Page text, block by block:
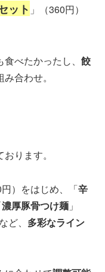
ット 」（360円）
食べたかったし、 餃
合わせ。
おります。
円）をはじめ、「辛
濃厚豚骨つけ麺 」
ど、 多彩なライン